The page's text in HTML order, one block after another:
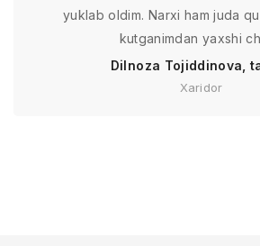
yuklab oldim. Narxi ham juda
kutganimdan yaxshi
Dilnoza Tojiddinova,
Xaridor